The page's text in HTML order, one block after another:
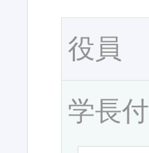
役員
学長付